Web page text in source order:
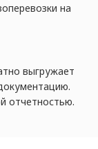
на
выгружает
отчетностью.